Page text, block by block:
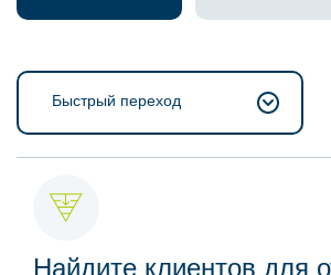
Быстрый переход
Найдите клиентов для